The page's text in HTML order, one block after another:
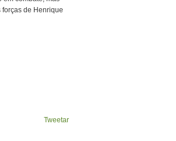
de Henrique
Tweetar